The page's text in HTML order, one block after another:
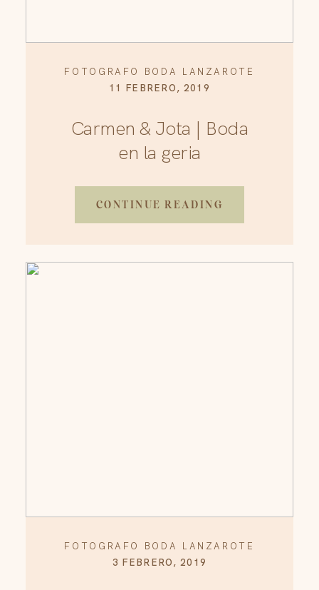
FOTOGRAFO BODA LANZAROTE
11 FEBRERO, 2019
Carmen & Jota | Boda
en la geria
CONTINUE READING
FOTOGRAFO BODA LANZAROTE
3 FEBRERO, 2019